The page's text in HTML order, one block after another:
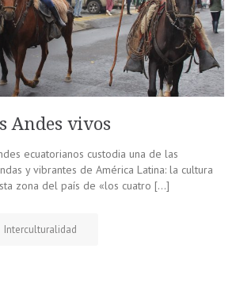
Andes vivos
ecuatorianos custodia una de las
y vibrantes de América Latina: la cultura
zona del país de «los cuatro […]
Interculturalidad